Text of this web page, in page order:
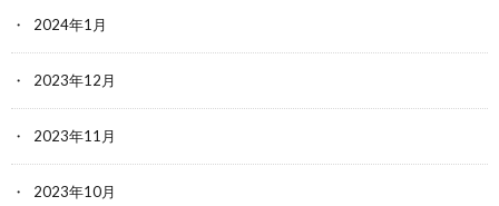
2024年1月
2023年12月
2023年11月
2023年10月